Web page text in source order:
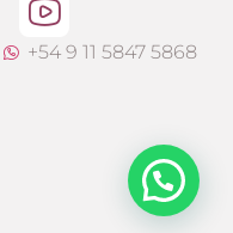
+54 9 11 5847 5868